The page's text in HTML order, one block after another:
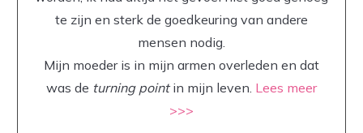
te zijn en sterk de goedkeuring van andere
mensen nodig.
Mijn moeder is in mijn armen overleden en dat
was de turning pointin mijn leven. Lees meer
>>>